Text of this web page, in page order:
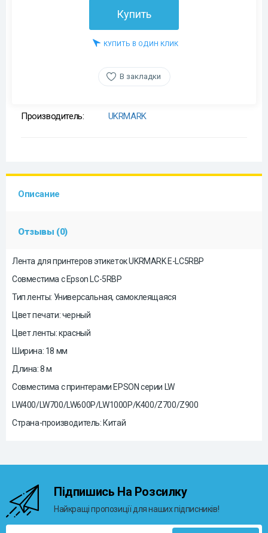
Купить
КУПИТЬ В ОДИН КЛИК
В закладки
Производитель: UKRMARK
Описание
Отзывы (0)
Лента для принтеров этикеток UKRMARK E-LC5RBP
Совместима с Epson LC-5RBP
Тип ленты: Универсальная, самоклеящаяся
Цвет печати: черный
Цвет ленты: красный
Ширина: 18 мм
Длина: 8 м
Совместима с принтерами EPSON серии LW
LW400/LW700/LW600P/LW1000P/K400/Z700/Z900
Страна-производитель: Китай
Підпишись На Розсилку
Найкращі пропозиції для наших підписників!